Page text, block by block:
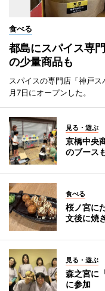
食べる
都島にスパイス専
の少量商品も
スパイスの専門店「神戸
月7日にオープンした。
見る・遊ぶ
京橋中央
のブース
食べる
桜ノ宮に
文後に焼
見る・遊ぶ
森之宮に
に参加